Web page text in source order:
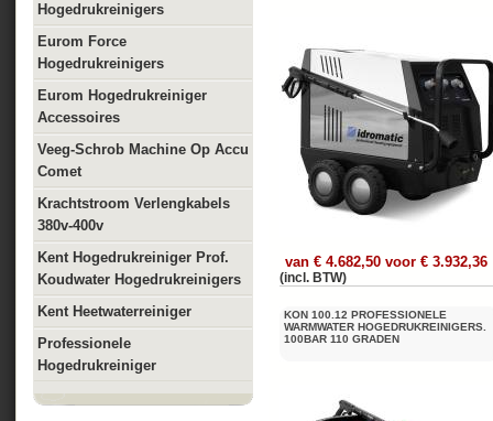
Hogedrukreinigers
Eurom Force
Hogedrukreinigers
Eurom Hogedrukreiniger
Accessoires
Veeg-Schrob Machine Op Accu
Comet
Krachtstroom Verlengkabels
380v-400v
Kent Hogedrukreiniger Prof.
Koudwater Hogedrukreinigers
Kent Heetwaterreiniger
Professionele
Hogedrukreiniger
van € 4.682,50 voor € 3.932,36
(incl. BTW)
KON 100.12 PROFESSIONELE
WARMWATER HOGEDRUKREINIGERS.
100BAR 110 GRADEN